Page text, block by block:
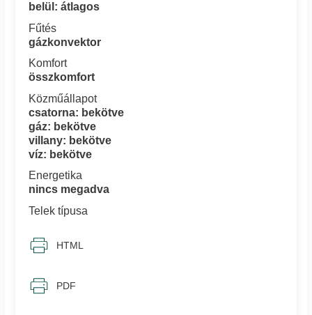
belül: átlagos
Fűtés
gázkonvektor
Komfort
összkomfort
Közműállapot
csatorna: bekötve
gáz: bekötve
villany: bekötve
víz: bekötve
Energetika
nincs megadva
Telek típusa
HTML
PDF